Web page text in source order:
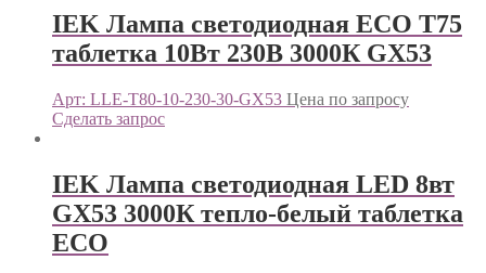
IEK Лампа светодиодная ECO T75
таблетка 10Вт 230В 3000К GX53
Арт: LLE-T80-10-230-30-GX53 Цена по запросу
Сделать запрос
IEK Лампа светодиодная LED 8вт
GX53 3000К тепло-белый таблетка
ECO